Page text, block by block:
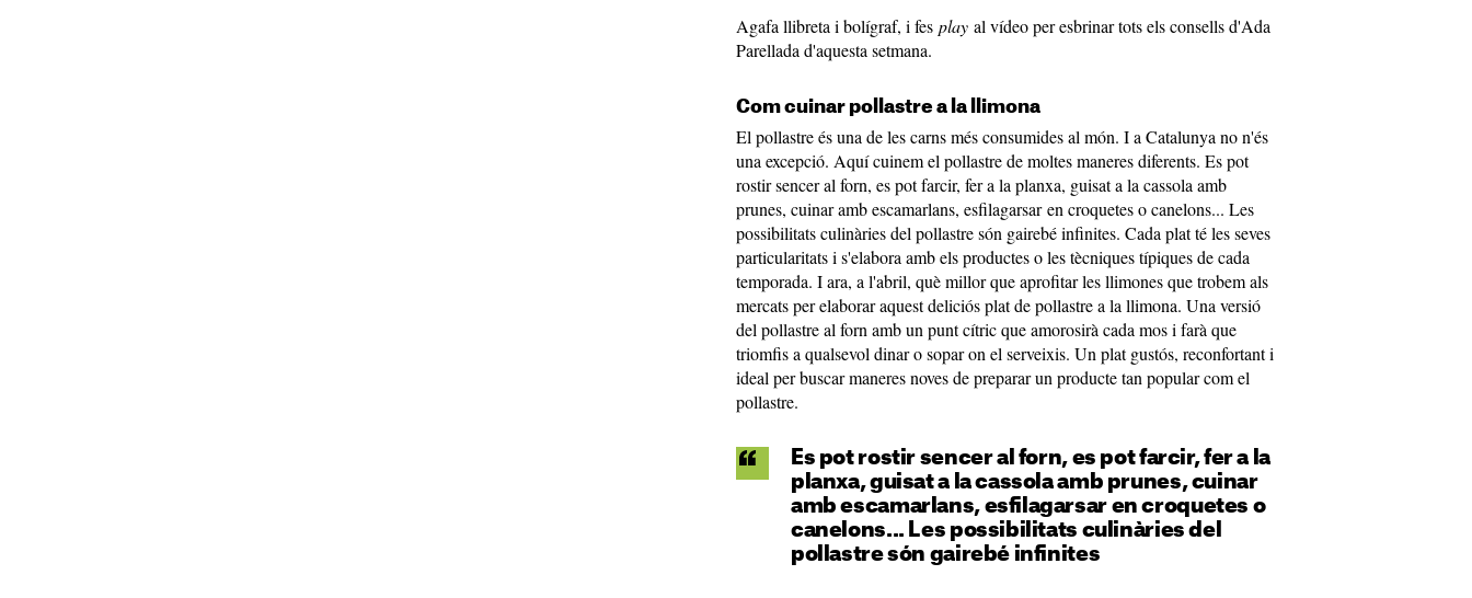
Agafa llibreta i bolígraf, i fes play al vídeo per esbrinar tots els consells d'Ada
Parellada d'aquesta setmana.
Com cuinar pollastre a la llimona
El pollastre és una de les carns més consumides al món. I a Catalunya no n'és
una excepció. Aquí cuinem el pollastre de moltes maneres diferents. Es pot
rostir sencer al forn, es pot farcir, fer a la planxa, guisat a la cassola amb
prunes, cuinar amb escamarlans, esfilagarsar en croquetes o canelons... Les
possibilitats culinàries del pollastre són gairebé infinites. Cada plat té les seves
particularitats i s'elabora amb els productes o les tècniques típiques de cada
temporada. I ara, a l'abril, què millor que aprofitar les llimones que trobem als
mercats per elaborar aquest deliciós plat de pollastre a la llimona. Una versió
del pollastre al forn amb un punt cítric que amorosirà cada mos i farà que
triomfis a qualsevol dinar o sopar on el serveixis. Un plat gustós, reconfortant i
ideal per buscar maneres noves de preparar un producte tan popular com el
pollastre.
Es pot rostir sencer al forn, es pot farcir, fer a la
planxa, guisat a la cassola amb prunes, cuinar
amb escamarlans, esfilagarsar en croquetes o
canelons... Les possibilitats culinàries del
pollastre són gairebé infinites